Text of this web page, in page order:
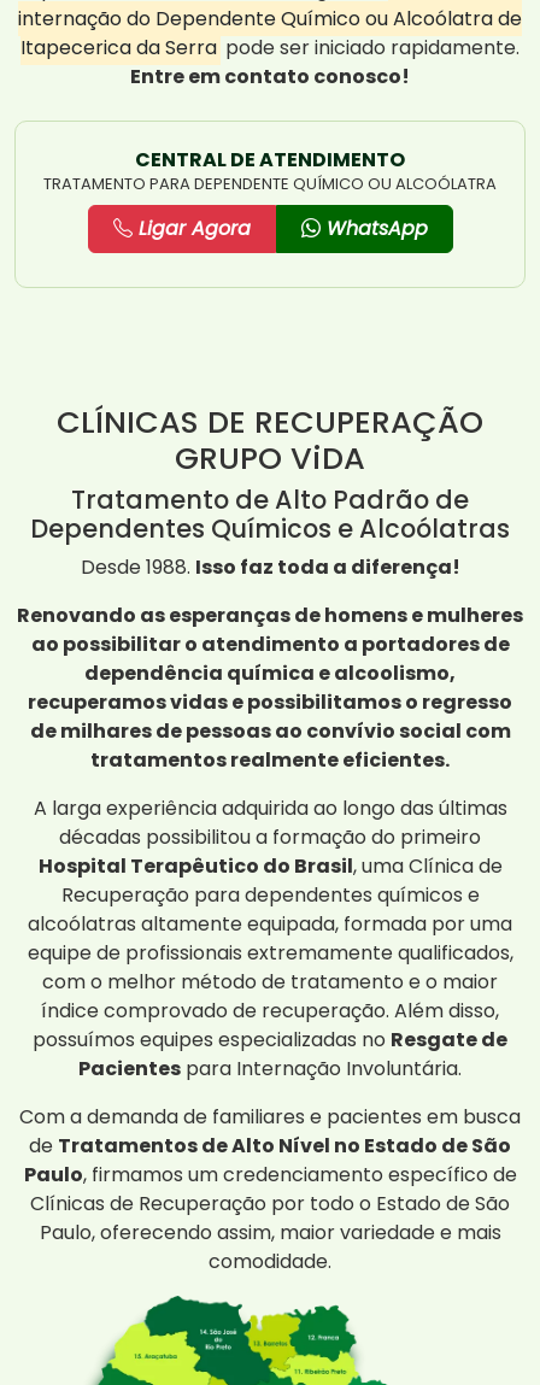
internação do Dependente Químico ou Alcoólatra de
Itapecerica da Serra pode ser iniciado rapidamente.
Entre em contato conosco!
CENTRAL DE ATENDIMENTO
TRATAMENTO PARA DEPENDENTE QUÍMICO OU ALCOÓLATRA
Ligar Agora WhatsApp
CLÍNICAS DE RECUPERAÇÃO
GRUPO ViDA
Tratamento de Alto Padrão de
Dependentes Químicos e Alcoólatras
Desde 1988. Isso faz toda a diferença!
Renovando as esperanças de homens e mulheres
ao possibilitar o atendimento a portadores de
dependência química e alcoolismo,
recuperamos vidas e possibilitamos o regresso
de milhares de pessoas ao convívio social com
tratamentos realmente eficientes.
A larga experiência adquirida ao longo das últimas
décadas possibilitou a formação do primeiro
Hospital Terapêutico do Brasil, uma Clínica de
Recuperação para dependentes químicos e
alcoólatras altamente equipada, formada por uma
equipe de profissionais extremamente qualificados,
com o melhor método de tratamento e o maior
índice comprovado de recuperação. Além disso,
possuímos equipes especializadas no Resgate de
Pacientes para Internação Involuntária.
Com a demanda de familiares e pacientes em busca
de Tratamentos de Alto Nível no Estado de São
Paulo, firmamos um credenciamento específico de
Clínicas de Recuperação por todo o Estado de São
Paulo, oferecendo assim, maior variedade e mais
comodidade.